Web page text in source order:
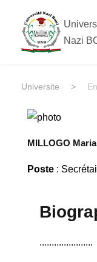
Nazi
Universite >
MILLOGO
Poste:
......................